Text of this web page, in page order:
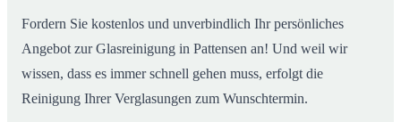
Fordern Sie kostenlos und unverbindlich Ihr persönliches
Angebot zur Glasreinigung in Pattensen an! Und weil wir
wissen, dass es immer schnell gehen muss, erfolgt die
Reinigung Ihrer Verglasungen zum Wunschtermin.